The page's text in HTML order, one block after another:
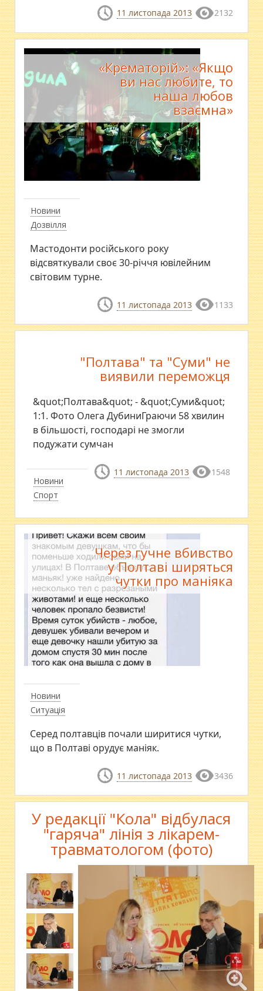
11 листопада 2013 2132
Новини
Дозвілля
«Крематорій»: «Якщо
ви нас любите, то
наша любов
взаємна»
Мастодонти російського року
відсвяткували своє 30-річчя ювілейним
світовим турне.
11 листопада 2013 1133
Новини
Спорт
"Полтава" та "Суми" не
виявили переможця
&quot;Полтава&quot; - &quot;Суми&quot;
1:1. Фото Олега ДубиниГраючи 58 хвилин
в більшості, господарі не змогли
подужати сумчан
11 листопада 2013 1548
Новини
Ситуація
Через гучне вбивство
у Полтаві ширяться
чутки про маніяка
Серед полтавців почали ширитися чутки,
що в Полтаві орудує маніяк.
11 листопада 2013 3436
У редакції "Кола" відбулася
"гаряча" лінія з лікарем-
травматологом (фото)